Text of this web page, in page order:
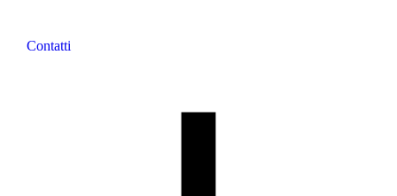
Contatti